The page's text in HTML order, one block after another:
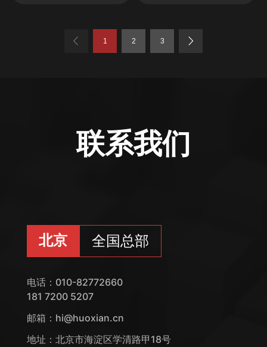
1 2 3
联系我们
北京 全国总部
电话：010-82772660
181 7200 5207
邮箱：hi@huoxian.cn
地址：北京市海淀区学清路甲18号